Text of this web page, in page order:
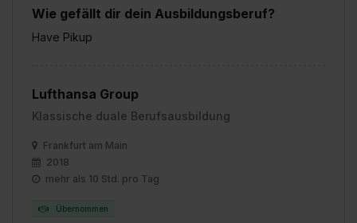
Wie gefällt dir dein Ausbildungsberuf?
Have Pikup
Lufthansa Group
Klassische duale Berufsausbildung
Frankfurt am Main
2018
mehr als 10 Std. pro Tag
Übernommen